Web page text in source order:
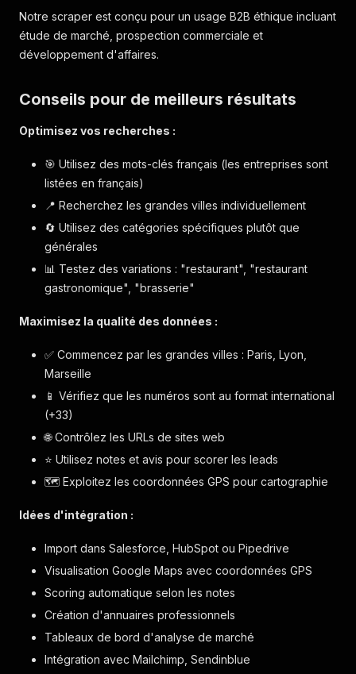
Notre scraper est conçu pour un usage B2B éthique incluant
étude de marché, prospection commerciale et
développement d'affaires.
Conseils pour de meilleurs résultats
Optimisez vos recherches :
🎯 Utilisez des mots-clés français (les entreprises sont
listées en français)
📍 Recherchez les grandes villes individuellement
🔄 Utilisez des catégories spécifiques plutôt que
générales
📊 Testez des variations : "restaurant", "restaurant
gastronomique", "brasserie"
Maximisez la qualité des données :
✅ Commencez par les grandes villes : Paris, Lyon,
Marseille
📱 Vérifiez que les numéros sont au format international
(+33)
🌐 Contrôlez les URLs de sites web
⭐ Utilisez notes et avis pour scorer les leads
🗺️ Exploitez les coordonnées GPS pour cartographie
Idées d'intégration :
Import dans Salesforce, HubSpot ou Pipedrive
Visualisation Google Maps avec coordonnées GPS
Scoring automatique selon les notes
Création d'annuaires professionnels
Tableaux de bord d'analyse de marché
Intégration avec Mailchimp, Sendinblue